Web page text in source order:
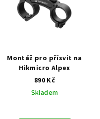
Montáž pro přísvit na
Hikmicro Alpex
890 Kč
Skladem